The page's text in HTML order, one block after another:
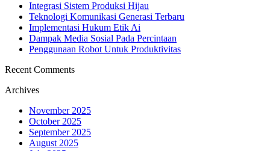
Integrasi Sistem Produksi Hijau
Teknologi Komunikasi Generasi Terbaru
Implementasi Hukum Etik Ai
Dampak Media Sosial Pada Percintaan
Penggunaan Robot Untuk Produktivitas
Recent Comments
Archives
November 2025
October 2025
September 2025
August 2025